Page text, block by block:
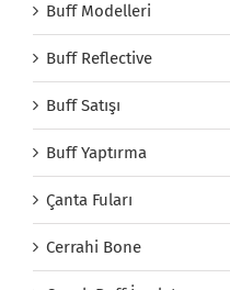
Buff Modelleri
Buff Reflective
Buff Satışı
Buff Yaptırma
Çanta Fuları
Cerrahi Bone